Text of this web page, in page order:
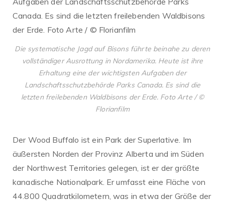
Die systematische Jagd auf Bisons führte beinahe zu deren
vollständiger Ausrottung in Nordamerika. Heute ist ihre
Erhaltung eine der wichtigsten Aufgaben der
Landschaftsschutzbehörde Parks Canada. Es sind die
letzten freilebenden Waldbisons der Erde. Foto Arte / ©
Florianfilm
Der Wood Buffalo ist ein Park der Superlative. Im
äußersten Norden der Provinz Alberta und im Süden
der Northwest Territories gelegen, ist er der größte
kanadische Nationalpark. Er umfasst eine Fläche von
44.800 Quadratkilometern, was in etwa der Größe der